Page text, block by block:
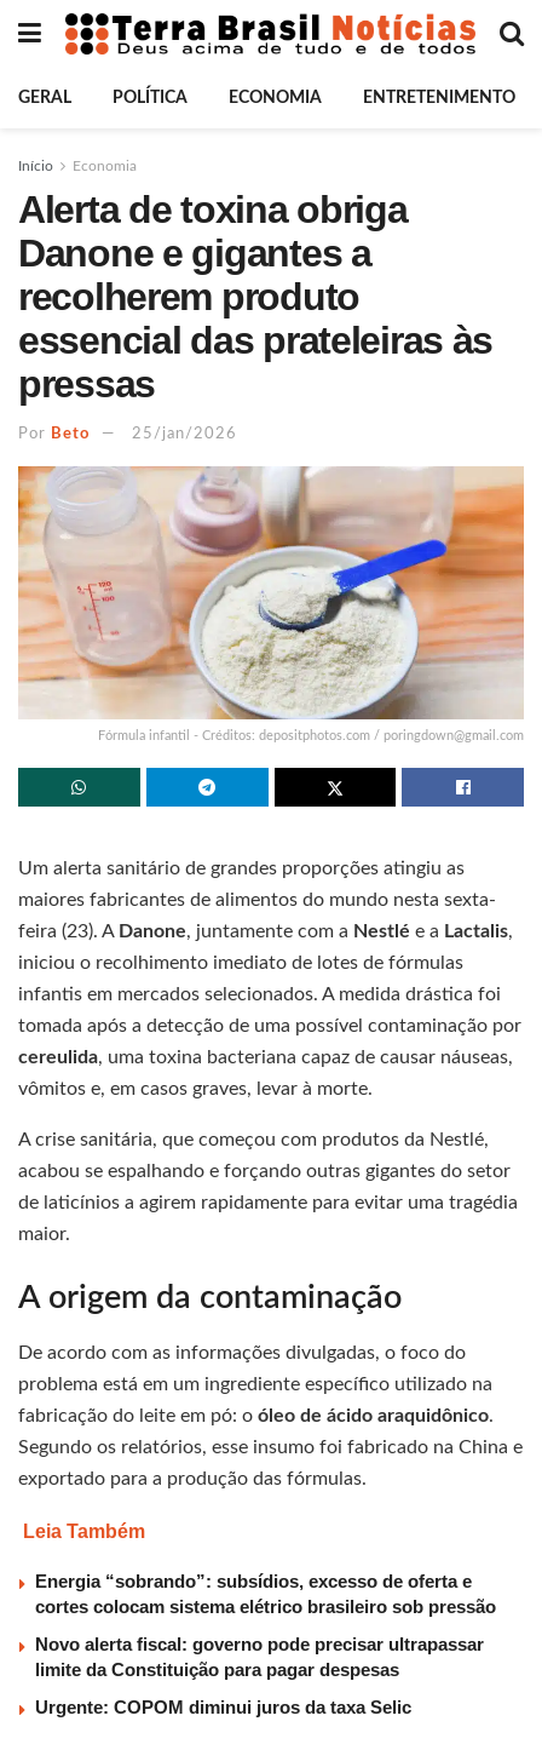
GERAL POLÍTICA ECONOMIA ENTRETENIMENTO
Início Economia
Alerta de toxina obriga
Danone e gigantes a
recolherem produto
essencial das prateleiras às
pressas
Por Beto 25/jan/2026
Fórmula infantil - Créditos: depositphotos.com / poringdown@gmail.com
Um alerta sanitário de grandes proporções atingiu as
maiores fabricantes de alimentos do mundo nesta sexta-
feira (23). A Danone, juntamente com a Nestlé e a Lactalis,
iniciou o recolhimento imediato de lotes de fórmulas
infantis em mercados selecionados. A medida drástica foi
tomada após a detecção de uma possível contaminação por
cereulida, uma toxina bacteriana capaz de causar náuseas,
vômitos e, em casos graves, levar à morte.
A crise sanitária, que começou com produtos da Nestlé,
acabou se espalhando e forçando outras gigantes do setor
de laticínios a agirem rapidamente para evitar uma tragédia
maior.
A origem da contaminação
De acordo com as informações divulgadas, o foco do
problema está em um ingrediente específico utilizado na
fabricação do leite em pó: o óleo de ácido araquidônico.
Segundo os relatórios, esse insumo foi fabricado na China e
exportado para a produção das fórmulas.
Leia Também
Energia “sobrando”: subsídios, excesso de oferta e
cortes colocam sistema elétrico brasileiro sob pressão
Novo alerta fiscal: governo pode precisar ultrapassar
limite da Constituição para pagar despesas
Urgente: COPOM diminui juros da taxa Selic